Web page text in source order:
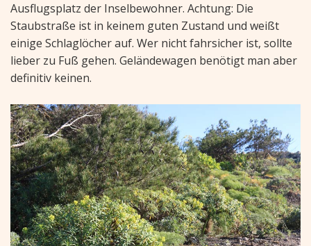
Ausflugsplatz der Inselbewohner. Achtung: Die
Staubstraße ist in keinem guten Zustand und weißt
einige Schlaglöcher auf. Wer nicht fahrsicher ist, sollte
lieber zu Fuß gehen. Geländewagen benötigt man aber
definitiv keinen.